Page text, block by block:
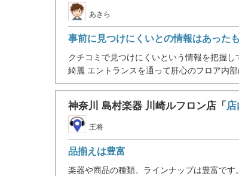
あきら
事前に見つけにくいとの情報はあった
クチコミで見つけにくいという情報を把握
綺麗 エントランスを通って肝心のフロア内部
神奈川 島村楽器 川崎ルフロン店「 店
王将
品揃えは豊富
楽器や商品の種類、ラインナップは豊富で